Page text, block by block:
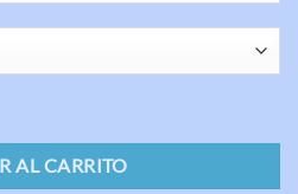
AL CARRITO